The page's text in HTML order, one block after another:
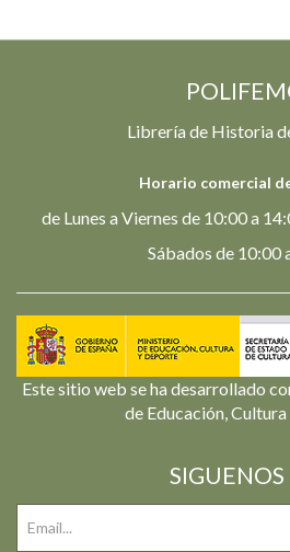
Librería de Historia
Horario comercial
de Lunes a Viernes de 10:00 a
Sábados de 10:00
Este sitio web se ha desarrollado
de Educación,
SIGUENOS